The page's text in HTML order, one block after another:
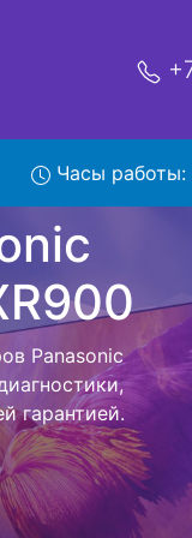
Часы
4K-
в
в
обратно.